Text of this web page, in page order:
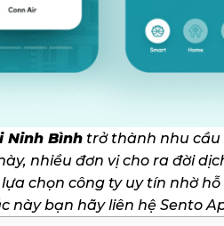
Ninh Bình trở thành nhu cầu
nhiều đơn vị cho ra đời
chọn công ty uy tín nhờ
này bạn hãy liên hệ Sento